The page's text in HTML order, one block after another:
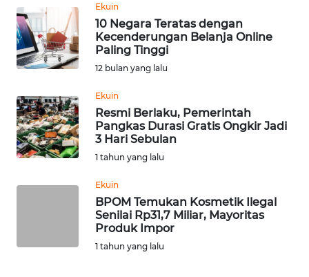
Ekuin
10 Negara Teratas dengan
Kecenderungan Belanja Online
Paling Tinggi
12 bulan yang lalu
Ekuin
Resmi Berlaku, Pemerintah
Pangkas Durasi Gratis Ongkir Jadi
3 Hari Sebulan
1 tahun yang lalu
Ekuin
BPOM Temukan Kosmetik Ilegal
Senilai Rp31,7 Miliar, Mayoritas
Produk Impor
1 tahun yang lalu
Wahana
News
Regional
WN
WN
JAKARTA
JABAR